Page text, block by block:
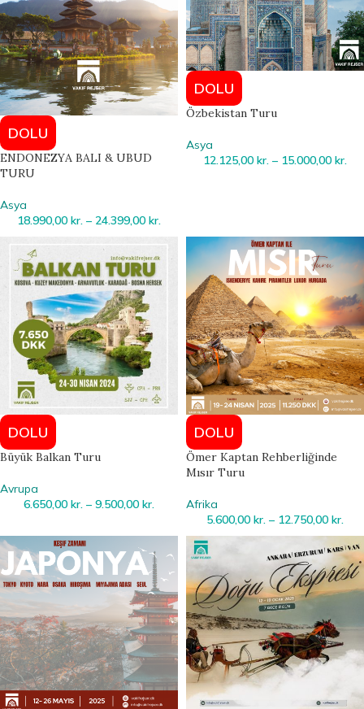
DOLU
ENDONEZYA BALI & UBUD
TURU
Asya
18.990,00 kr. – 24.399,00 kr.
DOLU
Özbekistan Turu
Asya
12.125,00 kr. – 15.000,00 kr.
DOLU
Büyük Balkan Turu
Avrupa
6.650,00 kr. – 9.500,00 kr.
DOLU
Ömer Kaptan Rehberliğinde
Mısır Turu
Afrika
5.600,00 kr. – 12.750,00 kr.